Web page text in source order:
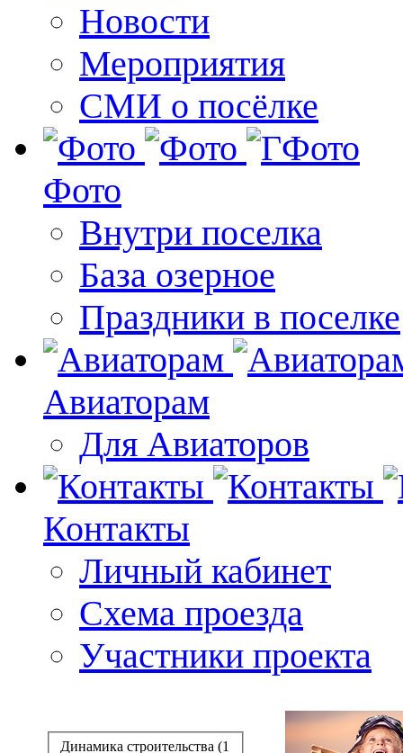
Новости
Мероприятия
СМИ о посёлке
Фото
Внутри поселка
База озерное
Праздники в поселке
Авиаторам
Для Авиаторов
Контакты
Личный кабинет
Схема проезда
Участники проекта
Динамика строительства (1